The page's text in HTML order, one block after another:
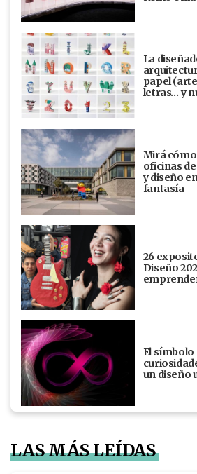
La
papel
letras… y
Mirá
oficinas
y diseño
fantasía
26
Diseño
El símbolo
un diseño
LAS MÁS LEÍDAS